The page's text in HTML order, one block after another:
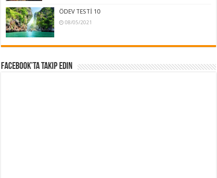
ÖDEV TESTİ 10
08/05/2021
Facebook’ta Takip Edin